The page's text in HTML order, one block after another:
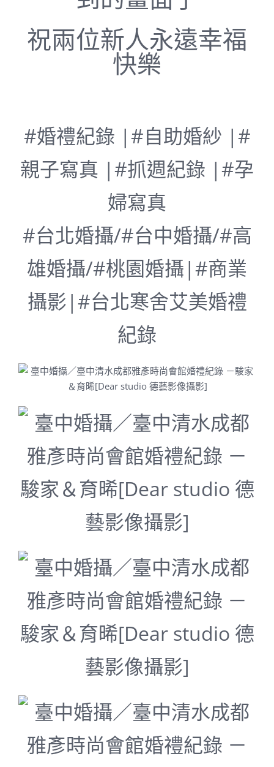
祝兩位新人永遠幸福
快樂
#婚禮紀錄 |#自助婚紗 |#
親子寫真 |#抓週紀錄 |#孕
婦寫真
#台北婚攝/#台中婚攝/#高
雄婚攝/#桃園婚攝|#商業
攝影|#台北寒舍艾美婚禮
紀錄